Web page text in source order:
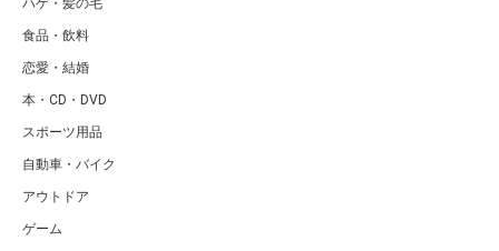
食品・飲料
恋愛・結婚
本・CD・DVD
スポーツ用品
自動車・バイク
アウトドア
ゲーム